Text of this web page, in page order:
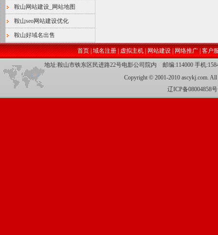
鞍山网站建设_网站地图
鞍山seo网站建设优化
鞍山好域名出售
首页 | 域名注册 虚拟主机 | 网站建设 | 网络推广 |客户
地址:鞍山市铁东区民进路22号电影公司院内 邮编:114000 手机
Copyright © 2001-2010 ascykj.com.
辽ICP备08004858号